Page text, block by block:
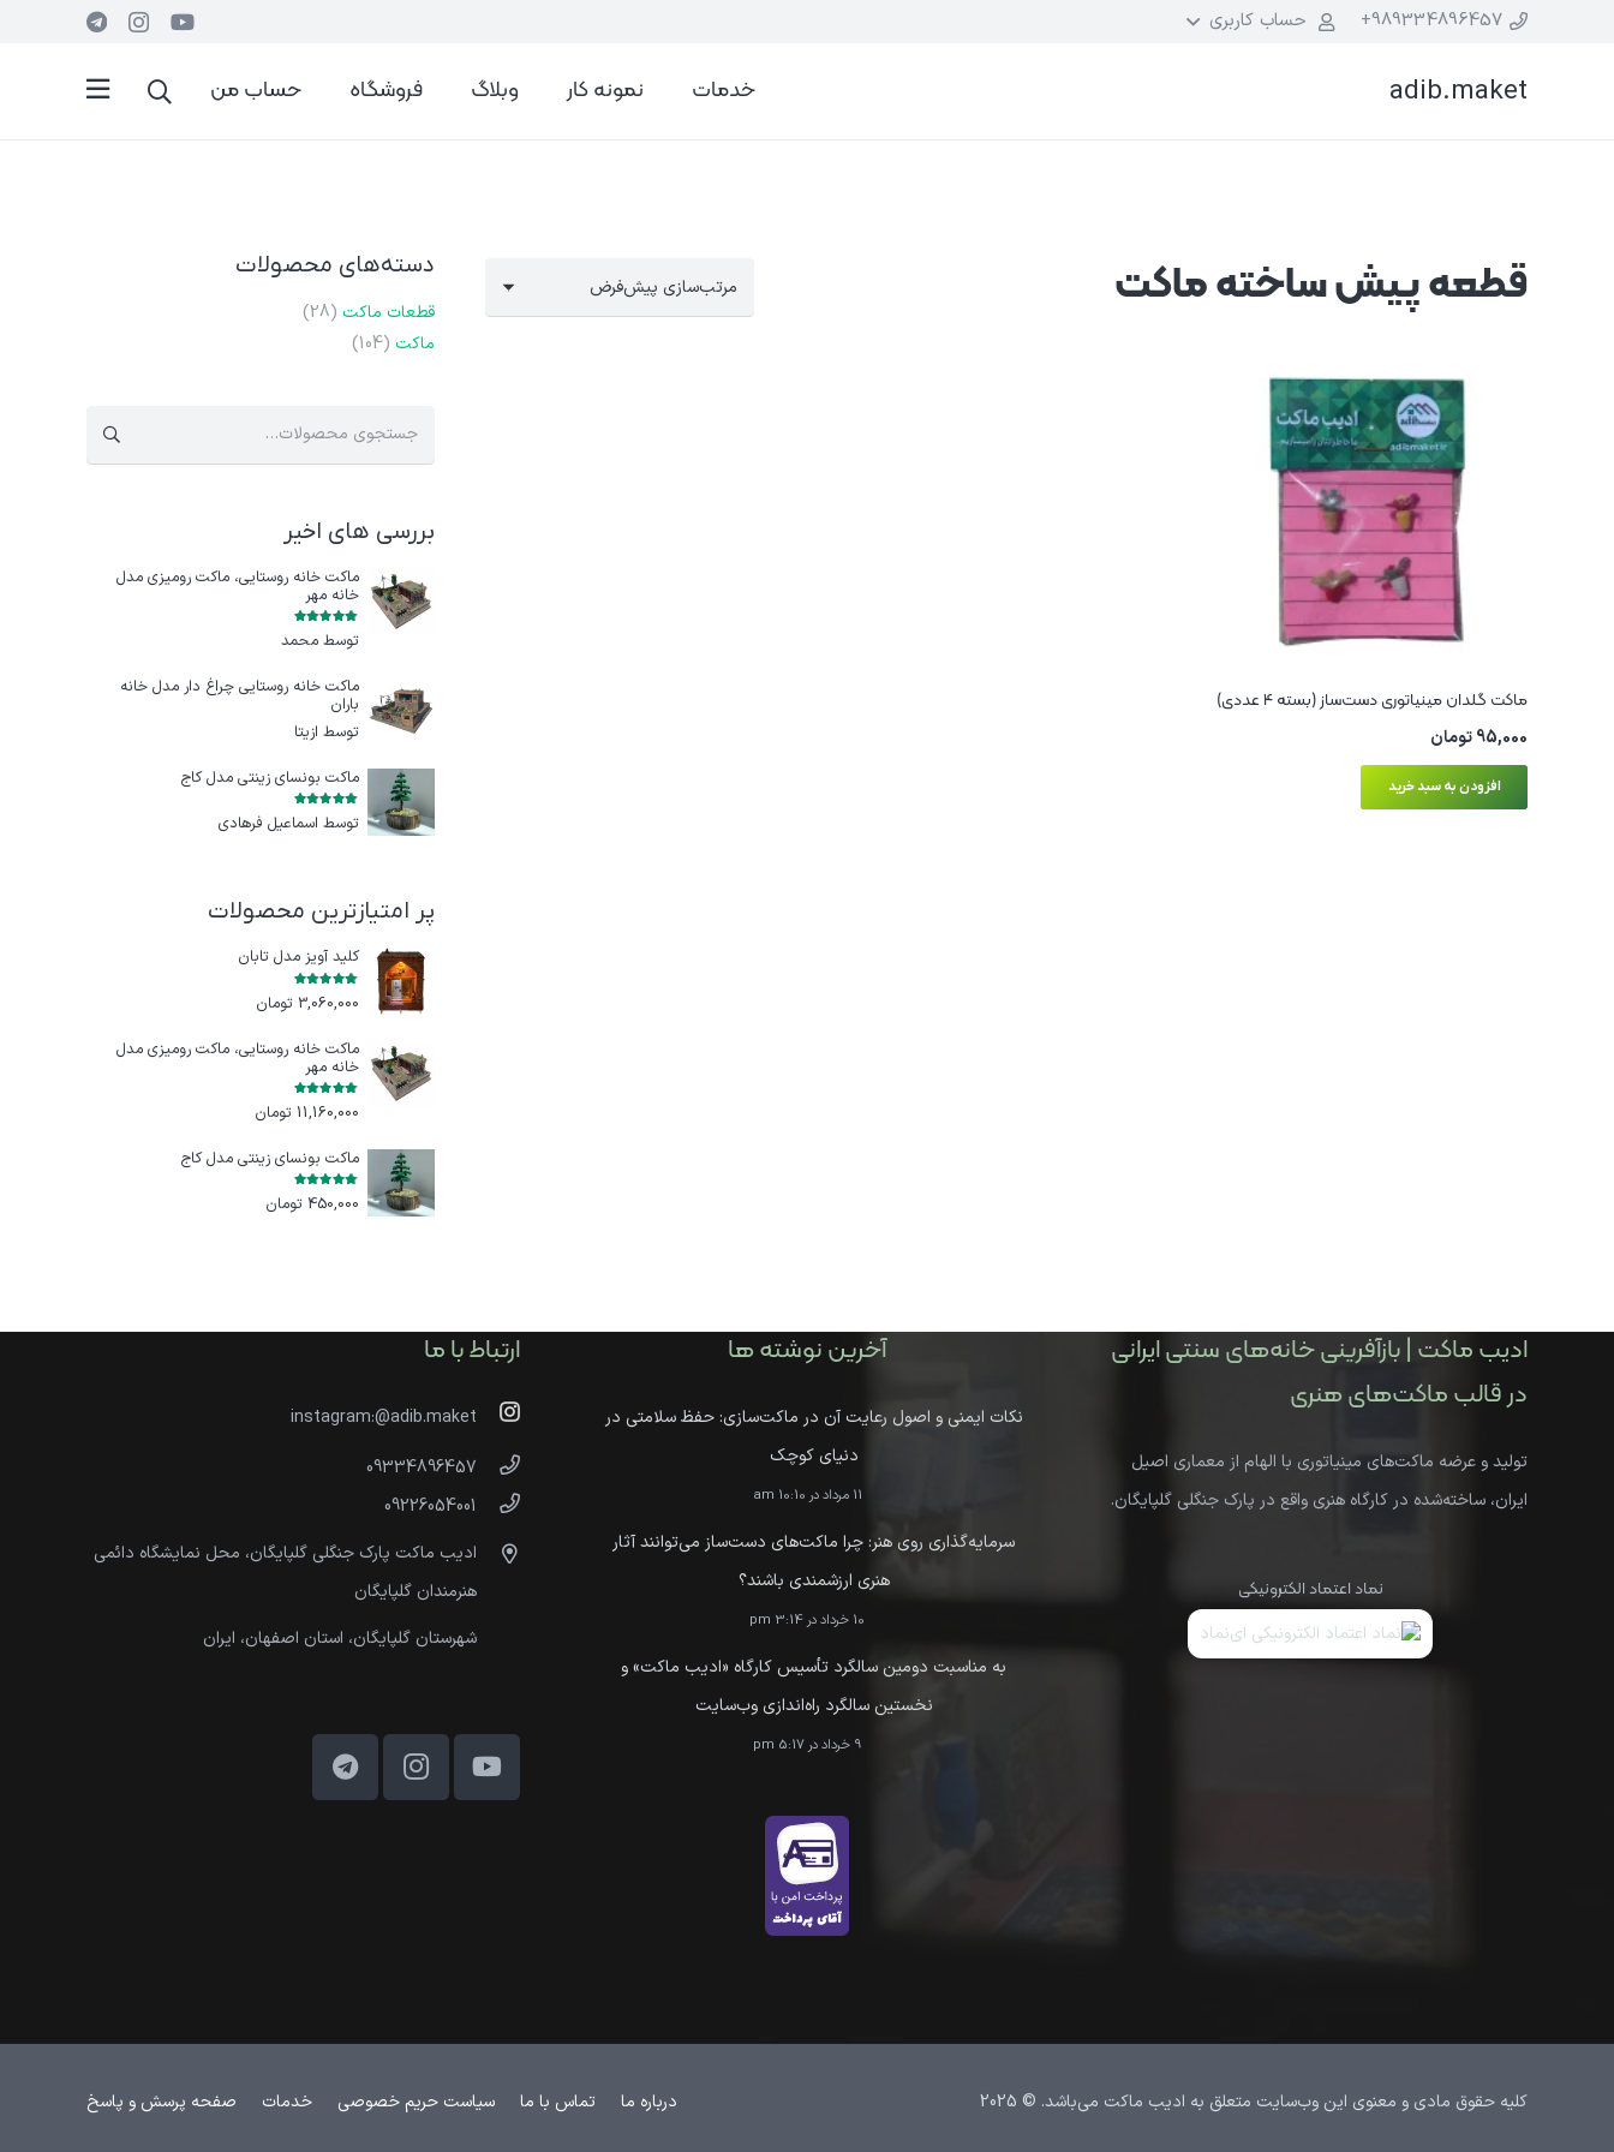
989334896457+ حساب کاربری
adib.maket خدمات نمونه کار وبلاگ فروشگاه حساب من
قطعه پیش ساخته ماکت
ماکت گلدان مینیاتوری دست‌ساز (بسته 4 عددی)
95,000تومان
افزودن به سبد خرید
دسته‌های محصولات
قطعات ماکت (28)
ماکت (104)
جستجو
برای:
بررسی های اخیر
ماکت خانه روستایی، ماکت رومیزی مدل
خانه مهر
توسط محمد
ماکت خانه روستایی چراغ‌ دار مدل خانه
باران
توسط ازيتا
ماکت بونسای زینتی مدل کاج
امتیاز
توسط اسماعیل فرهادی
پر امتیازترین محصولات
کلید آویز مدل تابان
امتیاز
3,060,000 تومان
ماکت خانه روستایی، ماکت رومیزی مدل
خانه مهر
11,160,000 تومان
ماکت بونسای زینتی مدل کاج
امتیاز
450,000 تومان
ادیب ماکت | بازآفرینی خانه‌های سنتی ایرانی
در قالب ماکت‌های هنری
تولید و عرضه ماکت‌های مینیاتوری با الهام از معماری اصیل
ایران، ساخته‌شده در کارگاه هنری واقع در پارک جنگلی گلپایگان.
نماد اعتماد الکترونیکی
آخرین نوشته ها
نکات ایمنی و اصول رعایت آن در ماکت‌سازی: حفظ سلامتی در
دنیای کوچک
11 مرداد در 10:10 am
سرمایه‌گذاری روی هنر: چرا ماکت‌های دست‌ساز می‌توانند آثار
هنری ارزشمندی باشند؟
10 خرداد در 3:14 pm
به مناسبت دومین سالگرد تأسیس کارگاه «ادیب ماکت» و
نخستین سالگرد راه‌اندازی وب‌سایت
9 خرداد در 5:17 pm
ارتباط با ما
instagram:@adib.maket
09334896457
09226054001
ادیب ماکت پارک جنگلی گلپایگان، محل نمایشگاه دائمی
هنرمندان گلپایگان
شهرستان گلپایگان، استان اصفهان، ایران
کلیه حقوق مادی و معنوی این وب‌سایت متعلق به ادیب ماکت می‌باشد. © 2025 درباره ما تماس با ما سیاست حریم خصوصی خدمات صفحه پرسش و پاسخ